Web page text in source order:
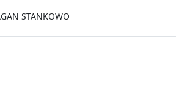
STANKOWO